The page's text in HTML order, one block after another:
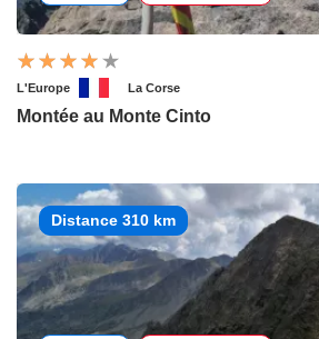
L'Europe La Corse
Montée au Monte Cinto
Distance 310 km